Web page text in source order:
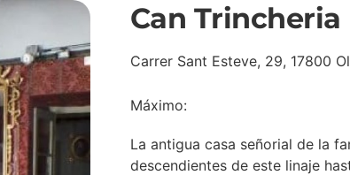
Can Trincheria
Carrer Sant Esteve, 29, 17800
Máximo:
La antigua casa señorial de la
descendientes de este linaje